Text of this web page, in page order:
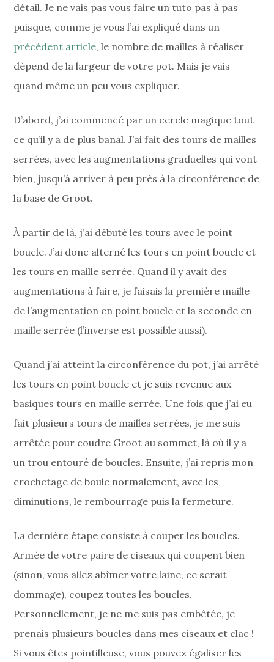
détail. Je ne vais pas vous faire un tuto pas à pas
puisque, comme je vous l’ai expliqué dans un
précédent article, le nombre de mailles à réaliser
dépend de la largeur de votre pot. Mais je vais
quand même un peu vous expliquer.
D’abord, j’ai commencé par un cercle magique tout
ce qu’il y a de plus banal. J’ai fait des tours de mailles
serrées, avec les augmentations graduelles qui vont
bien, jusqu’à arriver à peu près à la circonférence de
la base de Groot.
À partir de là, j’ai débuté les tours avec le point
boucle. J’ai donc alterné les tours en point boucle et
les tours en maille serrée. Quand il y avait des
augmentations à faire, je faisais la première maille
de l’augmentation en point boucle et la seconde en
maille serrée (l’inverse est possible aussi).
Quand j’ai atteint la circonférence du pot, j’ai arrêté
les tours en point boucle et je suis revenue aux
basiques tours en maille serrée. Une fois que j’ai eu
fait plusieurs tours de mailles serrées, je me suis
arrêtée pour coudre Groot au sommet, là où il y a
un trou entouré de boucles. Ensuite, j’ai repris mon
crochetage de boule normalement, avec les
diminutions, le rembourrage puis la fermeture.
La dernière étape consiste à couper les boucles.
Armée de votre paire de ciseaux qui coupent bien
(sinon, vous allez abîmer votre laine, ce serait
dommage), coupez toutes les boucles.
Personnellement, je ne me suis pas embêtée, je
prenais plusieurs boucles dans mes ciseaux et clac !
Si vous êtes pointilleuse, vous pouvez égaliser les